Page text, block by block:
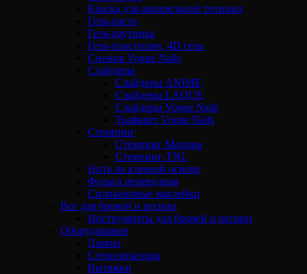
Краска для акварельной техники
Гель-паста
Гель-паутинка
Гель-пластилин, 4D гель
Снежок Vogue Nails
Слайдеры
Слайдеры ANIME
Слайдеры LAQUE
Слайдеры Vogue Nails
Трафарет Vogue Nails
Стемпинг
Стемпинг Малина
Стемпинг-TNL
Нить на клеевой основе
Фольга переводная
Силиконовые наклейки
Все для бровей и ресниц
Инструменты для бровей и ресниц
Оборудование
Лампы
Стерилизаторы
Вытяжки